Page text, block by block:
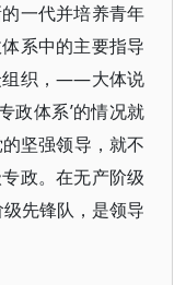
一代并培养青年
系中的主要指导
组织，——大体说
政体系’的情况就
坚强领导，就不
政。在无产阶级
先锋队，是领导